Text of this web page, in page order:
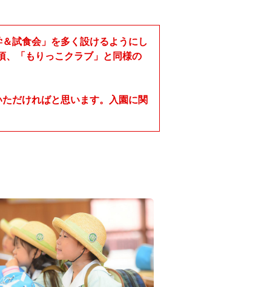
試食会」を多く設けるようにし
、「もりっこクラブ」と同様の
だければと思います。入園に関